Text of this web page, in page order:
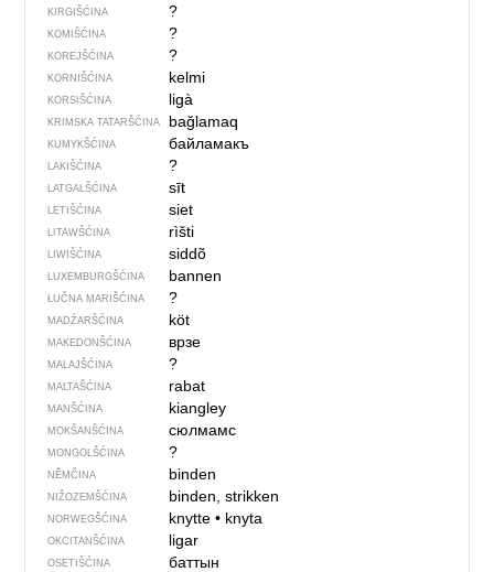
KIRGIŠĆINA ?
KOMIŠĆINA ?
KOREJŠĆINA ?
KORNIŠĆINA kelmi
KORSIŠĆINA ligà
KRIMSKA TATARŠĆINA bağlamaq
KUMYKŠĆINA байламакъ
LAKIŠĆINA ?
LATGALŠĆINA sīt
LETIŠĆINA siet
LITAWŠĆINA rìšti
LIWIŠĆINA siddõ
LUXEMBURGŠĆINA bannen
ŁUČNA MARIŠĆINA ?
MADŹARŠĆINA köt
MAKEDONŠĆINA врзе
MALAJŠĆINA ?
MALTAŠĆINA rabat
MANŠĆINA kiangley
MOKŠANŠĆINA сюлмамс
MONGOLŠĆINA ?
NĚMČINA binden
NIŽOZEMŠĆINA binden, strikken
NORWEGŠĆINA knytte• knyta
OKCITANŠĆINA ligar
OSETIŠĆINA баттын